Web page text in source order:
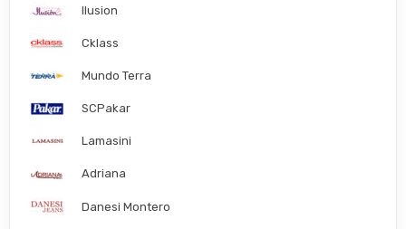
Ilusion
Cklass
Mundo Terra
SCPakar
Lamasini
Adriana
Danesi Montero